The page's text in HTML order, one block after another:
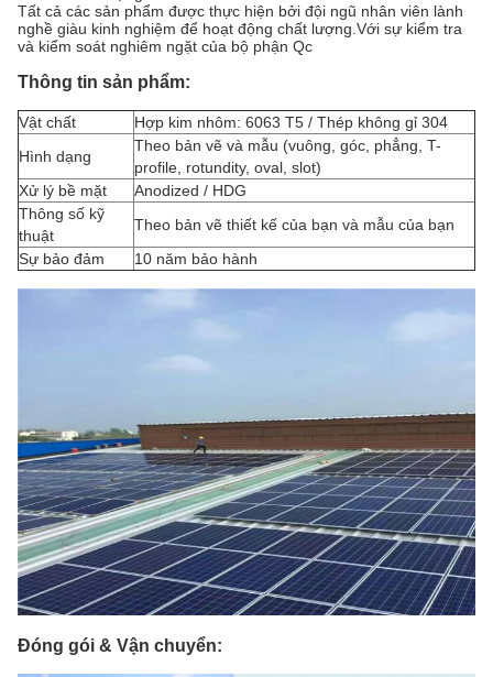
Tất cả các sản phẩm được thực hiện bởi đội ngũ nhân viên lành
nghề giàu kinh nghiệm để hoạt động chất lượng.Với sự kiểm tra
và kiểm soát nghiêm ngặt của bộ phận Qc
Thông tin sản phẩm:
Vật chất
Hợp kim nhôm: 6063 T5 / Thép không gỉ 304
Hình dạng
Theo bản vẽ và mẫu (vuông, góc, phẳng, T-
profile, rotundity, oval, slot)
Xử lý bề mặt
Anodized / HDG
Thông số kỹ
thuật
Theo bản vẽ thiết kế của bạn và mẫu của bạn
Sự bảo đảm
10 năm bảo hành
Đóng gói & Vận chuyển: